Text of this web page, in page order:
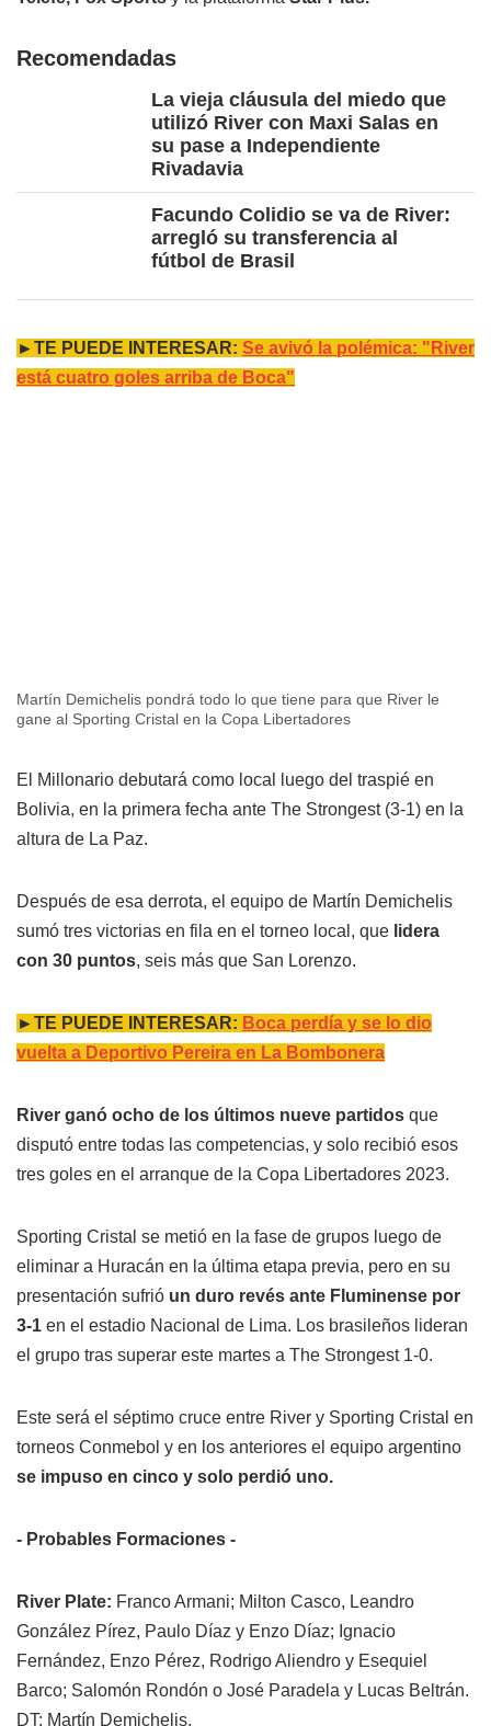
Recomendadas
La vieja cláusula del miedo que
utilizó River con Maxi Salas en
su pase a Independiente
Rivadavia
Facundo Colidio se va de River:
arregló su transferencia al
fútbol de Brasil
►TE PUEDE INTERESAR: Se avivó la polémica: "River
está cuatro goles arriba de Boca"
Martín Demichelis pondrá todo lo que tiene para que River le
gane al Sporting Cristal en la Copa Libertadores
El Millonario debutará como local luego del traspié en
Bolivia, en la primera fecha ante The Strongest (3-1) en la
altura de La Paz.
Después de esa derrota, el equipo de Martín Demichelis
sumó tres victorias en fila en el torneo local, que lidera
con 30 puntos, seis más que San Lorenzo.
►TE PUEDE INTERESAR: Boca perdía y se lo dio
vuelta a Deportivo Pereira en La Bombonera
River ganó ocho de los últimos nueve partidos que
disputó entre todas las competencias, y solo recibió esos
tres goles en el arranque de la Copa Libertadores 2023.
Sporting Cristal se metió en la fase de grupos luego de
eliminar a Huracán en la última etapa previa, pero en su
presentación sufrió un duro revés ante Fluminense por
3-1 en el estadio Nacional de Lima. Los brasileños lideran
el grupo tras superar este martes a The Strongest 1-0.
Este será el séptimo cruce entre River y Sporting Cristal en
torneos Conmebol y en los anteriores el equipo argentino
se impuso en cinco y solo perdió uno.
- Probables Formaciones -
River Plate: Franco Armani; Milton Casco, Leandro
González Pírez, Paulo Díaz y Enzo Díaz; Ignacio
Fernández, Enzo Pérez, Rodrigo Aliendro y Esequiel
Barco; Salomón Rondón o José Paradela y Lucas Beltrán.
DT: Martín Demichelis.